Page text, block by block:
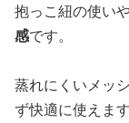
抱っこ紐の使い
感です。
蒸れにくいメッ
ず快適に使えます